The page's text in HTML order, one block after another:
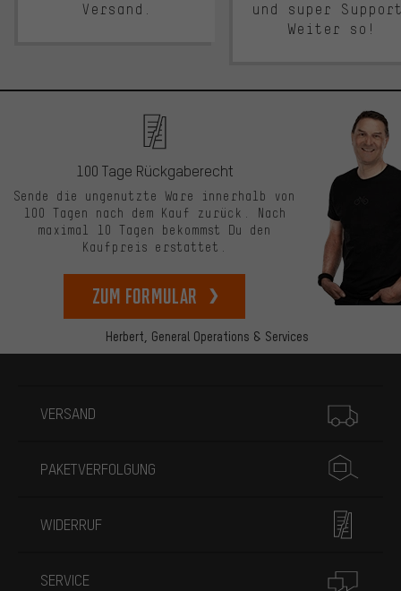
Versand.
und super
Weiter so!
Herbert, General Operations & Services
100 Tage Rückgaberecht
Sende die ungenutzte Ware innerhalb von
100 Tagen nach dem Kauf zurück. Nach
maximal 10 Tagen bekommst Du den
Kaufpreis erstattet.
zum Formular
VERSAND
PAKETVERFOLGUNG
WIDERRUF
SERVICE